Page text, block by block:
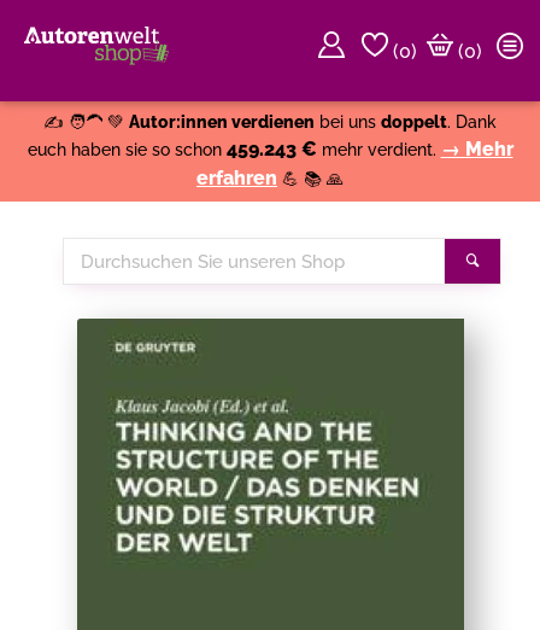
(0)
(0)
✍️ 🧑‍🦱 💚 Autor:innen verdienen bei uns doppelt. Dank
euch haben sie so schon 459.243 € mehr verdient. → Mehr
erfahren 💪 📚 🙏
Durchsuchen
Sie